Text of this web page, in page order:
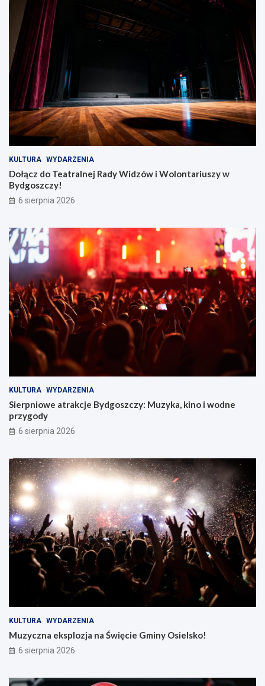
KULTURA WYDARZENIA
Dołącz do Teatralnej Rady Widzów i Wolontariuszy w
Bydgoszczy!
6 sierpnia 2026
KULTURA WYDARZENIA
Sierpniowe atrakcje Bydgoszczy: Muzyka, kino i wodne
przygody
6 sierpnia 2026
KULTURA WYDARZENIA
Muzyczna eksplozja na Święcie Gminy Osielsko!
6 sierpnia 2026